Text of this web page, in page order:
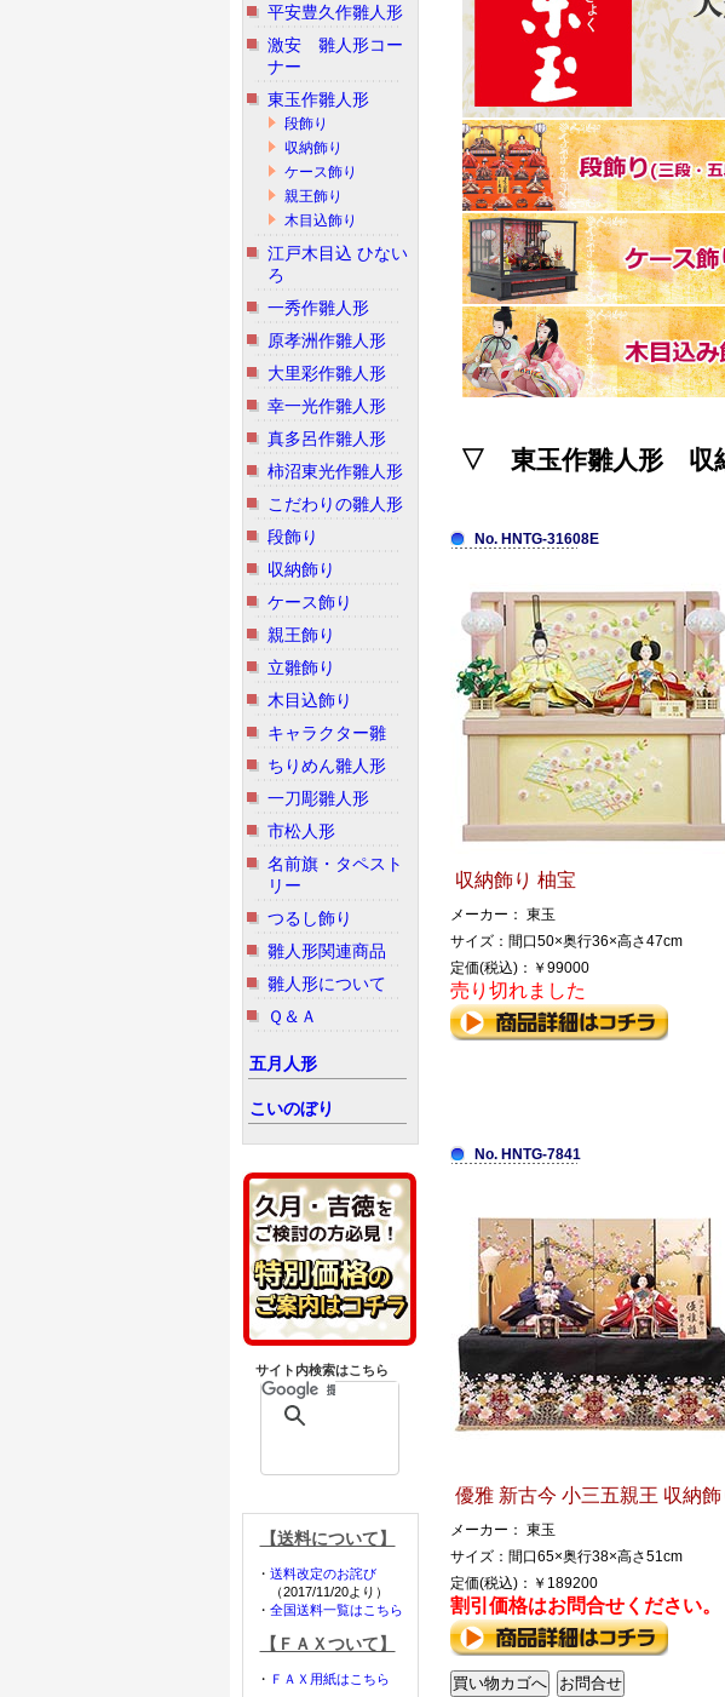
平安豊久作雛人形
激安 雛人形コー
ナー
東玉作雛人形
段飾り
収納飾り
ケース飾り
親王飾り
木目込飾り
江戸木目込 ひない
ろ
一秀作雛人形
原孝洲作雛人形
大里彩作雛人形
幸一光作雛人形
真多呂作雛人形
柿沼東光作雛人形
こだわりの雛人形
段飾り
収納飾り
ケース飾り
親王飾り
立雛飾り
木目込飾り
キャラクター雛
ちりめん雛人形
一刀彫雛人形
市松人形
名前旗・タペスト
リー
つるし飾り
雛人形関連商品
雛人形について
Ｑ＆Ａ
五月人形
こいのぼり
サイト内検索はこちら
【送料について】
・ 送料改定のお詫び
（2017/11/20より）
・ 全国送料一覧はこちら
【ＦＡＸついて】
・ ＦＡＸ用紙はこちら
▽ 東玉作雛人形 収
No. HNTG-31608E
収納飾り 柚宝
メーカー： 東玉
サイズ：間口50×奥行36×高さ47cm
定価(税込)：￥99000
売り切れました
No. HNTG-7841
優雅 新古今 小三五親王 収納飾
メーカー： 東玉
サイズ：間口65×奥行38×高さ51cm
定価(税込)：￥189200
割引価格はお問合せください。